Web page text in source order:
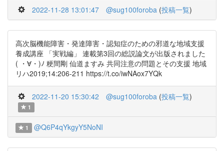
2022-11-28 13:01:47 @sug100foroba (投稿一覧)
高次脳機能障害・発達障害・認知症のための邪道な地域支援
養成講座 「実戦編」 連載第3回の総説論文が出版されました
( ・∀・)ﾉ 粳間剛 仙道ますみ 共同注意の問題とその支援 地域
リハ2019;14:206-211 https://t.co/iwNAox7YQk
2022-11-20 15:30:42 @sug100foroba (投稿一覧)
1
1 @Q6P4qYkgyY5NoNI